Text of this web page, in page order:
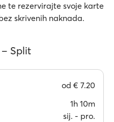
te rezervirajte svoje karte
skrivenih naknada.
Split
od € 7.20
1h 10m
sij. ‐ pro.